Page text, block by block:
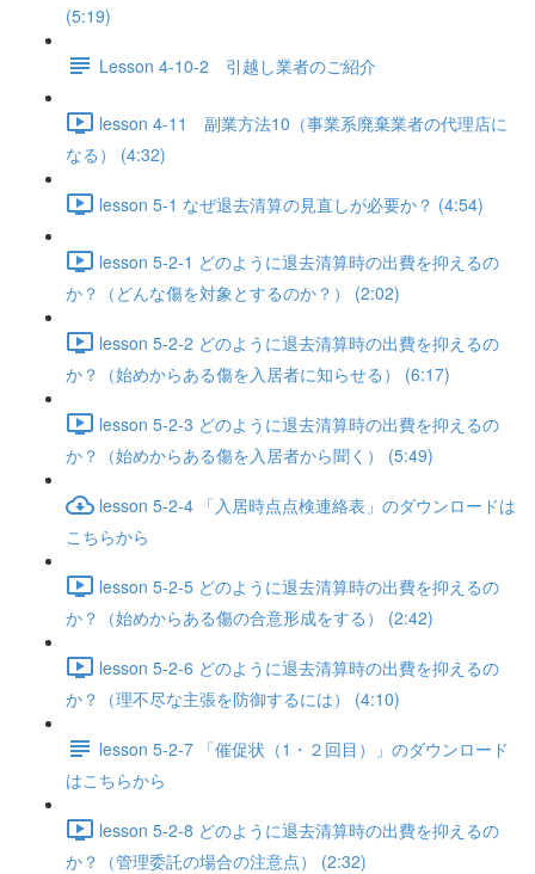
(5:19)
Lesson 4-10-2 引越し業者のご紹介
lesson 4-11 副業方法10（事業系廃棄業者の代理店に
なる） (4:32)
lesson 5-1 なぜ退去清算の見直しが必要か？ (4:54)
lesson 5-2-1 どのように退去清算時の出費を抑えるの
か？（どんな傷を対象とするのか？） (2:02)
lesson 5-2-2 どのように退去清算時の出費を抑えるの
か？（始めからある傷を入居者に知らせる） (6:17)
lesson 5-2-3 どのように退去清算時の出費を抑えるの
か？（始めからある傷を入居者から聞く） (5:49)
lesson 5-2-4 「入居時点点検連絡表」のダウンロードは
こちらから
lesson 5-2-5 どのように退去清算時の出費を抑えるの
か？（始めからある傷の合意形成をする） (2:42)
lesson 5-2-6 どのように退去清算時の出費を抑えるの
か？（理不尽な主張を防御するには） (4:10)
lesson 5-2-7 「催促状（1・２回目）」のダウンロード
はこちらから
lesson 5-2-8 どのように退去清算時の出費を抑えるの
か？（管理委託の場合の注意点） (2:32)